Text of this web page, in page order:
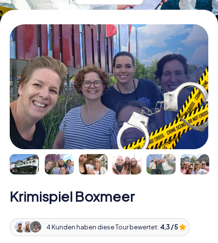
Krimispiel Boxmeer
4 Kunden haben diese Tour bewertet: 4,3 / 5